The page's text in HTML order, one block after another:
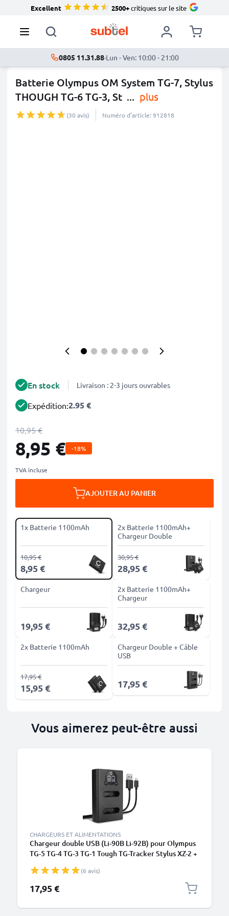
Excellent 2500+critiques sur le site
0805 11.31.88·Lun - Ven: 10:00 - 21:00
Batterie Olympus OM System TG-7, Stylus
THOUGH TG-6 TG-3, St ... plus
(30 avis) Numéro d’article: 912818
En stock Livraison : 2-3 jours ouvrables
Expédition:2.95 €
10,95 €
8,95 € -18%
TVA incluse
AJOUTER AU PANIER
1x Batterie 1100mAh
8,95 €
10,95 €
2x Batterie 1100mAh+
Chargeur Double
28,95 €
30,95 €
Chargeur
19,95 €
2x Batterie 1100mAh+
Chargeur
32,95 €
2x Batterie 1100mAh
15,95 €
17,95 €
Chargeur Double + Câble
USB
17,95 €
Vous aimerez peut-être aussi
CHARGEURS ET ALIMENTATIONS
Chargeur double USB (Li-90B Li-92B) pour Olympus
TG-5 TG-4 TG-3 TG-1 Tough TG-Tracker Stylus XZ-2 +
(6 avis)
17,95 €